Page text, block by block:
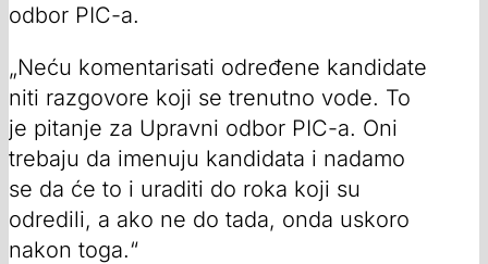
odbor PIC-a.
„Neću komentarisati određene kandidate
niti razgovore koji se trenutno vode. To
je pitanje za Upravni odbor PIC-a. Oni
trebaju da imenuju kandidata i nadamo
se da će to i uraditi do roka koji su
odredili, a ako ne do tada, onda uskoro
nakon toga.“